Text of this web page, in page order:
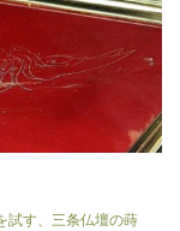
試す、三条仏壇の蒔